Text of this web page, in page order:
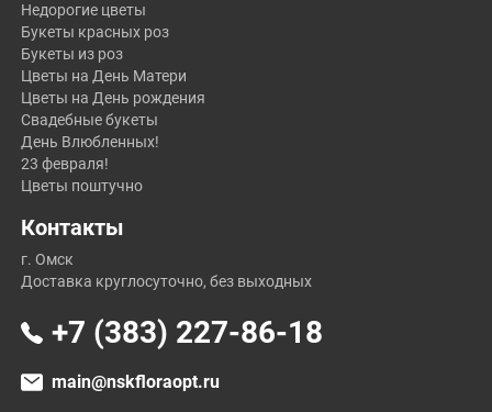
Недорогие цветы
Букеты красных роз
Букеты из роз
Цветы на День Матери
Цветы на День рождения
Свадебные букеты
День Влюбленных!
23 февраля!
Цветы поштучно
Контакты
г. Омск
Доставка круглосуточно, без выходных
+7 (383) 227-86-18
main@nskfloraopt.ru